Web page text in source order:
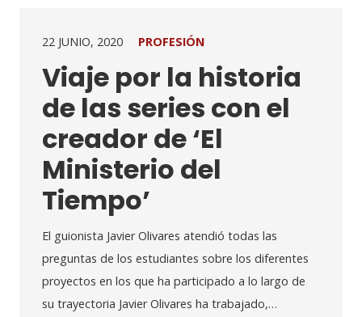
22 JUNIO, 2020 PROFESIÓN
Viaje por la historia
de las series con el
creador de ‘El
Ministerio del
Tiempo’
El guionista Javier Olivares atendió todas las
preguntas de los estudiantes sobre los diferentes
proyectos en los que ha participado a lo largo de
su trayectoria Javier Olivares ha trabajado,…